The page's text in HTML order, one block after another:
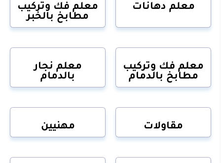
معلم دهانات
معلم فك وتركيب
مطابخ بالخبر
معلم فك وتركيب
مطابخ بالدمام
معلم نجار
بالدمام
مقاولات مهنيين